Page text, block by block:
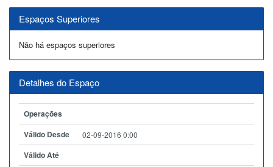
Espaços Superiores
Não há espaços superiores
Detalhes do Espaço
Operações
Válido Desde
02-09-2016 0:00
Válido Até